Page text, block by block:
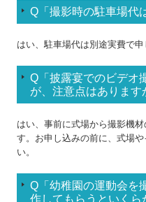
Q「撮影時の駐車場代
はい、駐車場代は別途実費で申
Q「披露宴でのビデオ
が、注意点はあります
はい、事前に式場から撮影機
す。お申し込みの前に、式場
い。
Q「幼稚園の運動会を
作してもらうといくら